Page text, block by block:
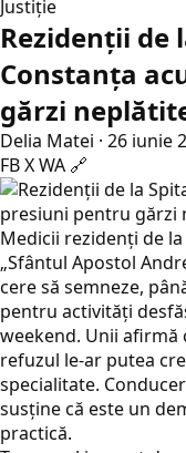
Justiţie
Rezidenții de
Constanța
gărzi
Delia Matei · 26 iunie
FBXWA 🔗
Medicii rezidenți de
„Sfântul Apostol
cere să semneze,
pentru activități
weekend. Unii afirmă
refuzul le-ar putea
specialitate.
susține că este un
practică.